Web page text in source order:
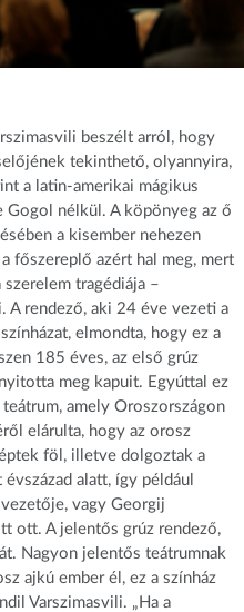
beszélt arról, hogy
tekinthető, olyannyira,
a latin-amerikai mágikus
nélkül. A köpönyeg az ő
a kisember nehezen
főszereplő azért hal meg, mert
tragédiája –
A rendező, aki 24 éve vezeti a
elmondta, hogy ez a
185 éves, az első grúz
meg kapuit. Egyúttal ez
amely Oroszországon
elárulta, hogy az orosz
föl, illetve dolgoztak a
alatt, így például
vagy Georgij
ott. A jelentős grúz rendező,
Nagyon jelentős teátrumnak
ajkú ember él, ez a színház
Varszimasvili. „Ha a